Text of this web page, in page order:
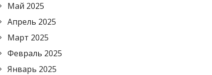
Май 2025
Апрель 2025
Март 2025
Февраль 2025
Январь 2025